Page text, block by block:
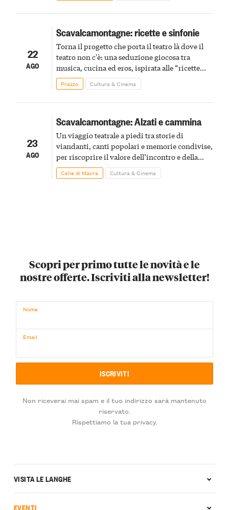
22
AGO
Scavalcamontagne: ricette e sinfonie
Torna il progetto che porta il teatro là dove il
teatro non c'è: una seduzione giocosa tra
musica, cucina ed eros, ispirata alle “ricette
immorali” di Montalbán
Prazzo Cultura & Cinema
23
AGO
Scavalcamontagne: Alzati e cammina
Un viaggio teatrale a piedi tra storie di
viandanti, canti popolari e memorie condivise,
per riscoprire il valore dell’incontro e della
narrazione orale
Celle di Macra Cultura & Cinema
Scopri per primo tutte le novità e le
nostre offerte. Iscriviti alla newsletter!
Nome
Email
Non riceverai mai spam e il tuo indirizzo sarà mantenuto
riservato.
Rispettiamo la tua privacy.
VISITA LE LANGHE
EVENTI